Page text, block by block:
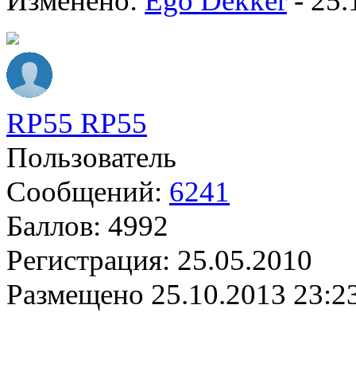
RP55 RP55
Пользователь
Сообщений: 6241
Баллов: 4992
Регистрация: 25.05.2010
Размещено 25.10.2013